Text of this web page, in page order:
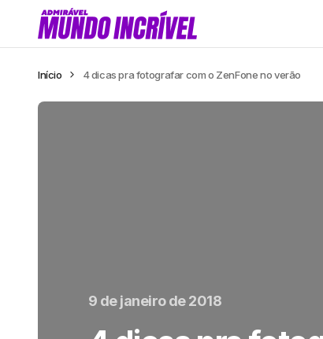
Início 4 dicas pra fotografar com o ZenFone no verão
9 de janeiro de 2018